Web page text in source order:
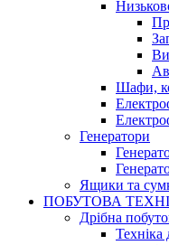
Шафи,
Генератори
Ящики та
ПОБУТОВА
Дрібна
Техніка